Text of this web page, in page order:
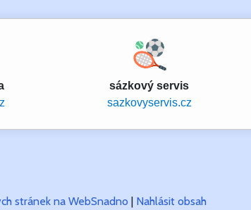
sázkový servis
sazkovyservis.cz
stránek na WebSnadno | Nahlásit obsah